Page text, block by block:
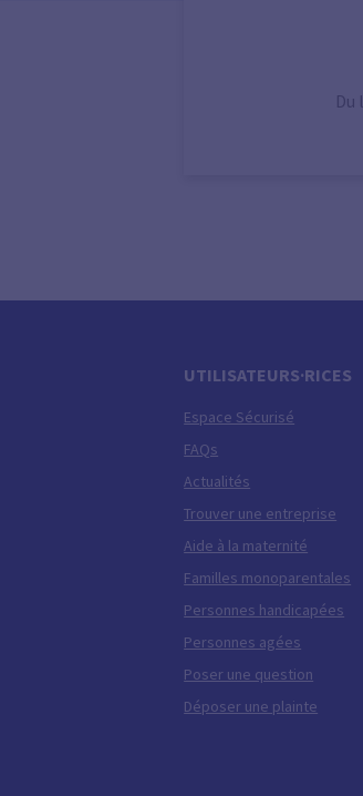
Du
UTILISATEURS·RICES
Espace Sécurisé
FAQs
Actualités
Trouver une entreprise
Aide à la maternité
Familles monoparentales
Personnes handicapées
Personnes agées
Poser une question
Déposer une plainte